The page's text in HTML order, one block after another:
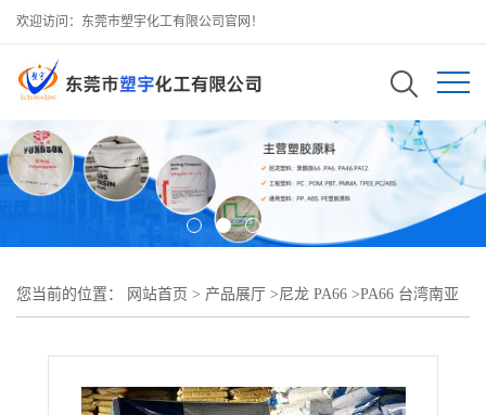
欢迎访问：东莞市塑宇化工有限公司官网！
您当前的位置： 网站首页 > 产品展厅 >尼龙 PA66 >PA66 台湾南亚